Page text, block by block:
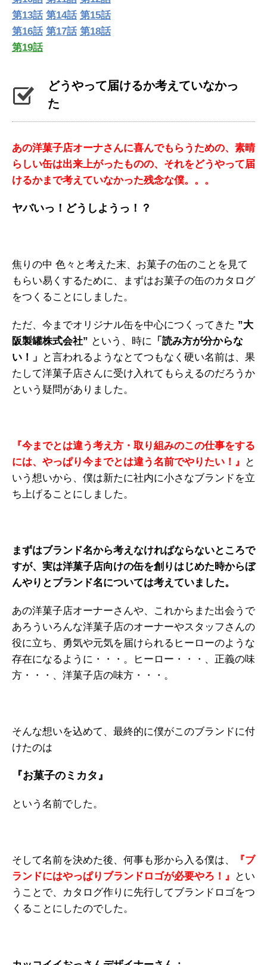
第13話 第14話 第15話
第16話 第17話 第18話
第19話
どうやって届けるか考えていなかっ
た
あの洋菓子店オーナさんに喜んでもらうための、素晴
らしい缶は出来上がったものの、それをどうやって届
けるかまで考えていなかった残念な僕。。。
ヤバいっ！どうしようっ！？
焦りの中 色々と考えた末、お菓子の缶のことを見て
もらい易くするために、まずはお菓子の缶のカタログ
をつくることにしました。
ただ、今までオリジナル缶を中心につくってきた ”大
阪製罐株式会社” という、時に 「読み方が分からな
い！」
と言われるようなとてつもなく硬い名前は、果
たして洋菓子店さんに受け入れてもらえるのだろうか
という疑問がありました。
『今までとは違う考え方・取り組みのこの仕事をする
には、やっぱり今までとは違う名前でやりたい！』
と
いう想いから、僕は新たに社内に小さなブランドを立
ち上げることにしました。
まずはブランド名から考えなければならないところで
すが、実は洋菓子店向けの缶を創りはじめた時からぼ
んやりとブランド名については考えていました。
あの洋菓子店オーナーさんや、これからまた出会うで
あろういろんな洋菓子店のオーナーやスタッフさんの
役に立ち、勇気や元気を届けられるヒーローのような
存在になるように・・・。ヒーロー・・・、正義の味
方・・・、洋菓子店の味方・・・。
そんな想いを込めて、最終的に僕がこのブランドに付
けたのは
『お菓子のミカタ』
という名前でした。
そして名前を決めた後、何事も形から入る僕は、
『ブ
ランドにはやっぱりブランドロゴが必要やろ！』
とい
うことで、カタログ作りに先行してブランドロゴをつ
くることにしたのでした。